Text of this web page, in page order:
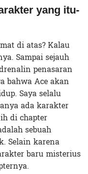
yang itu-
di atas? Kalau
Sampai sejauh
penasaran
bahwa Ace akan
Saya selalu
ada karakter
di chapter
sebuah
Selain karena
baru misterius